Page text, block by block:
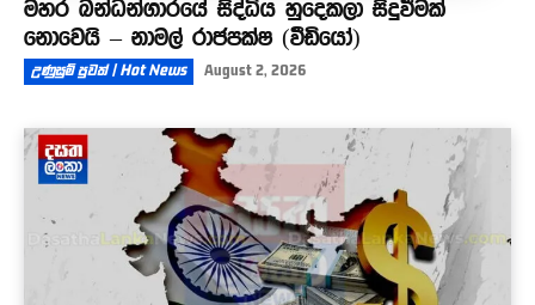
මහර බන්ධන්ගාරයේ සිද්ධිය හුදෙකලා සිදුවීමක්
නොවෙයි – නාමල් රාජපක්ෂ (වීඩියෝ)
උණුසුම් පුවත් | Hot News August 2, 2026